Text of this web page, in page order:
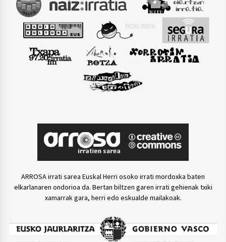
ARROSA irrati sarea Euskal Herri osoko irrati mordoxka baten
elkarlanaren ondorioa da. Bertan biltzen garen irrati gehienak txiki
xamarrak gara, herri edo eskualde mailakoak.